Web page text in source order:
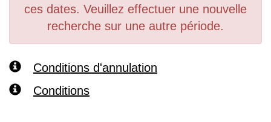
ces dates. Veuillez effectuer une nouvelle
recherche sur une autre période.
Conditions d'annulation
Conditions